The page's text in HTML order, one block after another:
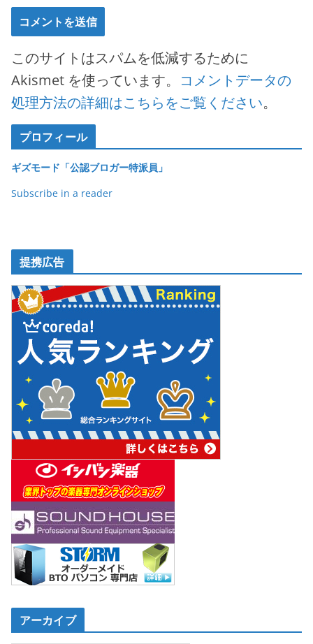
このサイトはスパムを低減するために
Akismet を使っています。 コメントデータの
処理方法の詳細はこちらをご覧ください。
プロフィール
ギズモード「公認ブロガー特派員」
Subscribe in a reader
提携広告
アーカイブ